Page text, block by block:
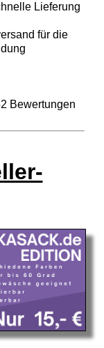
Lieferung
für die
Bewertungen